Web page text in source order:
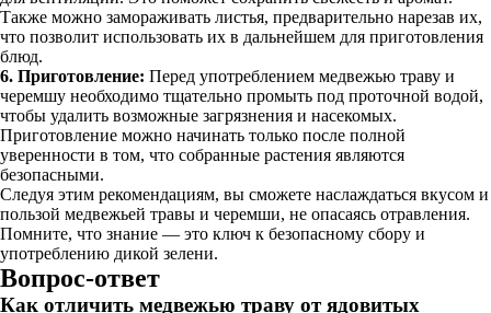
Также можно замораживать листья, предварительно нарезав их,
что позволит использовать их в дальнейшем для приготовления
блюд.
6. Приготовление: Перед употреблением медвежью траву и
черемшу необходимо тщательно промыть под проточной водой,
чтобы удалить возможные загрязнения и насекомых.
Приготовление можно начинать только после полной
уверенности в том, что собранные растения являются
безопасными.
Следуя этим рекомендациям, вы сможете наслаждаться вкусом и
пользой медвежьей травы и черемши, не опасаясь отравления.
Помните, что знание — это ключ к безопасному сбору и
употреблению дикой зелени.
Вопрос-ответ
Как отличить медвежью траву от ядовитых